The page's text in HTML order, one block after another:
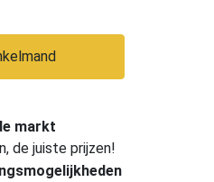
markt
de juiste prijzen!